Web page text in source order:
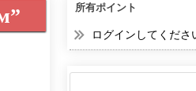
所有ポイント
ログインしてくださ